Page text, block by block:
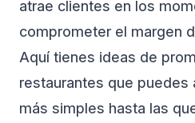
atrae clientes en los
comprometer el margen
Aquí tienes ideas de
restaurantes que puedes
más simples hasta las